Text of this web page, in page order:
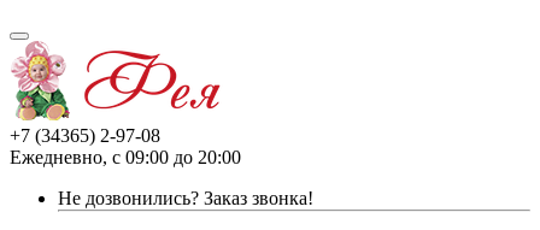
+7 (34365) 2-97-08
Ежедневно, с 09:00 до 20:00
Не дозвонились? Заказ звонка!